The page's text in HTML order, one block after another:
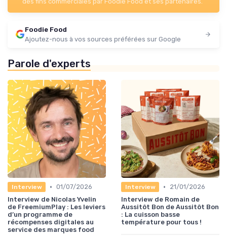
Foodie Food
Ajoutez-nous à vos sources préférées sur Google
Parole d'experts
Interview • 01/07/2026
Interview de Nicolas Yvelin
de FreemiumPlay : Les leviers
d’un programme de
récompenses digitales au
service des marques food
Interview •
21/01/2026
Interview de Romain de
Aussitôt Bon de Aussitôt Bon
: La cuisson basse
température pour tous !